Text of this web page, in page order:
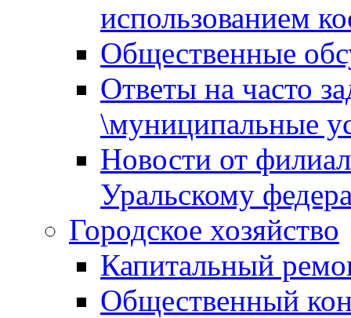
использованием
Общественные
Ответы на часто
\муниципальные
Новости от
Уральскому
Городское хозяйство
Капитальный
Общественный